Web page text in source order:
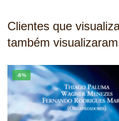
Clientes que
também visualizaram
-8%